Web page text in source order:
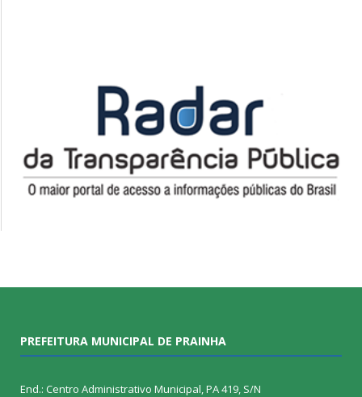
PREFEITURA MUNICIPAL DE PRAINHA
End.: Centro Administrativo Municipal, PA 419, S/N